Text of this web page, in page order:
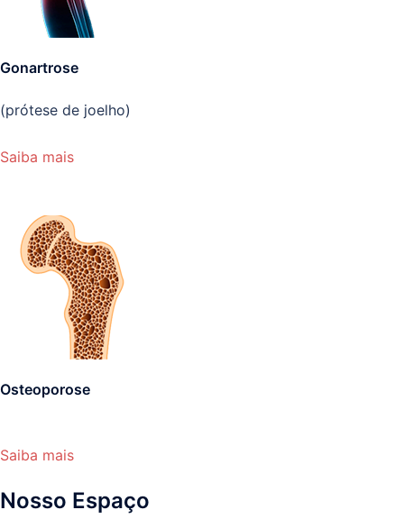
Gonartrose
(prótese de joelho)
Saiba mais
Osteoporose
Saiba mais
Nosso Espaço